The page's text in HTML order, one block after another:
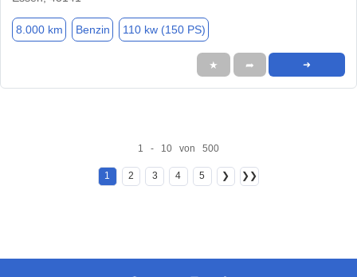
8.000 km Benzin 110 kw (150 PS)
★ ➦ ➜
1 - 10 von 500
1 2 3 4 5 ❯ ❯❯